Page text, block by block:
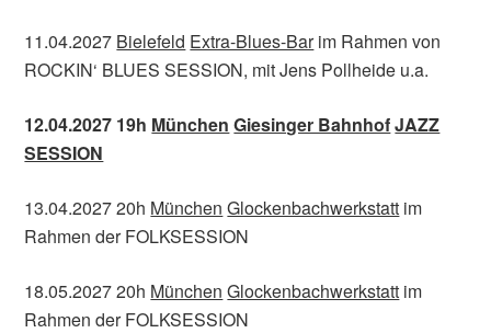
11.04.2027 Bielefeld Extra-Blues-Barim Rahmen von
ROCKIN‘ BLUES SESSION, mit Jens Pollheide u.a.
12.04.2027 19h München Giesinger BahnhofJAZZ
SESSION
13.04.2027 20h München Glockenbachwerkstatt im
Rahmen der FOLKSESSION
18.05.2027 20h München Glockenbachwerkstatt im
Rahmen der FOLKSESSION